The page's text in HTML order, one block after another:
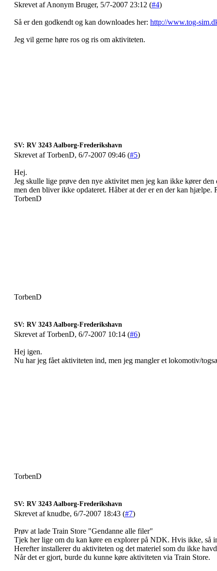
Skrevet af Anonym Bruger, 5/7-2007 23:12 (#4)
Så er den godkendt og kan downloades her: http://www.tog-
Jeg vil gerne høre ros og ris om aktiviteten.
SV: RV 3243 Aalborg-Frederikshavn
Skrevet af TorbenD, 6/7-2007 09:46 (#5)
Hej.
Jeg skulle lige prøve den nye aktivitet men jeg kan ikke kører
men den bliver ikke opdateret. Håber at der er en der kan
TorbenD
TorbenD
SV: RV 3243 Aalborg-Frederikshavn
Skrevet af TorbenD, 6/7-2007 10:14 (#6)
Hej igen.
Nu har jeg fået aktiviteten ind, men jeg mangler et lokomotiv/
TorbenD
SV: RV 3243 Aalborg-Frederikshavn
Skrevet af knudbe, 6/7-2007 18:43 (#7)
Prøv at lade Train Store "Gendanne alle filer"
Tjek her lige om du kan køre en explorer på NDK. Hvis ikke, så
Herefter installerer du aktiviteten og det materiel som du ikke
Når det er gjort, burde du kunne køre aktiviteten via Train Store.